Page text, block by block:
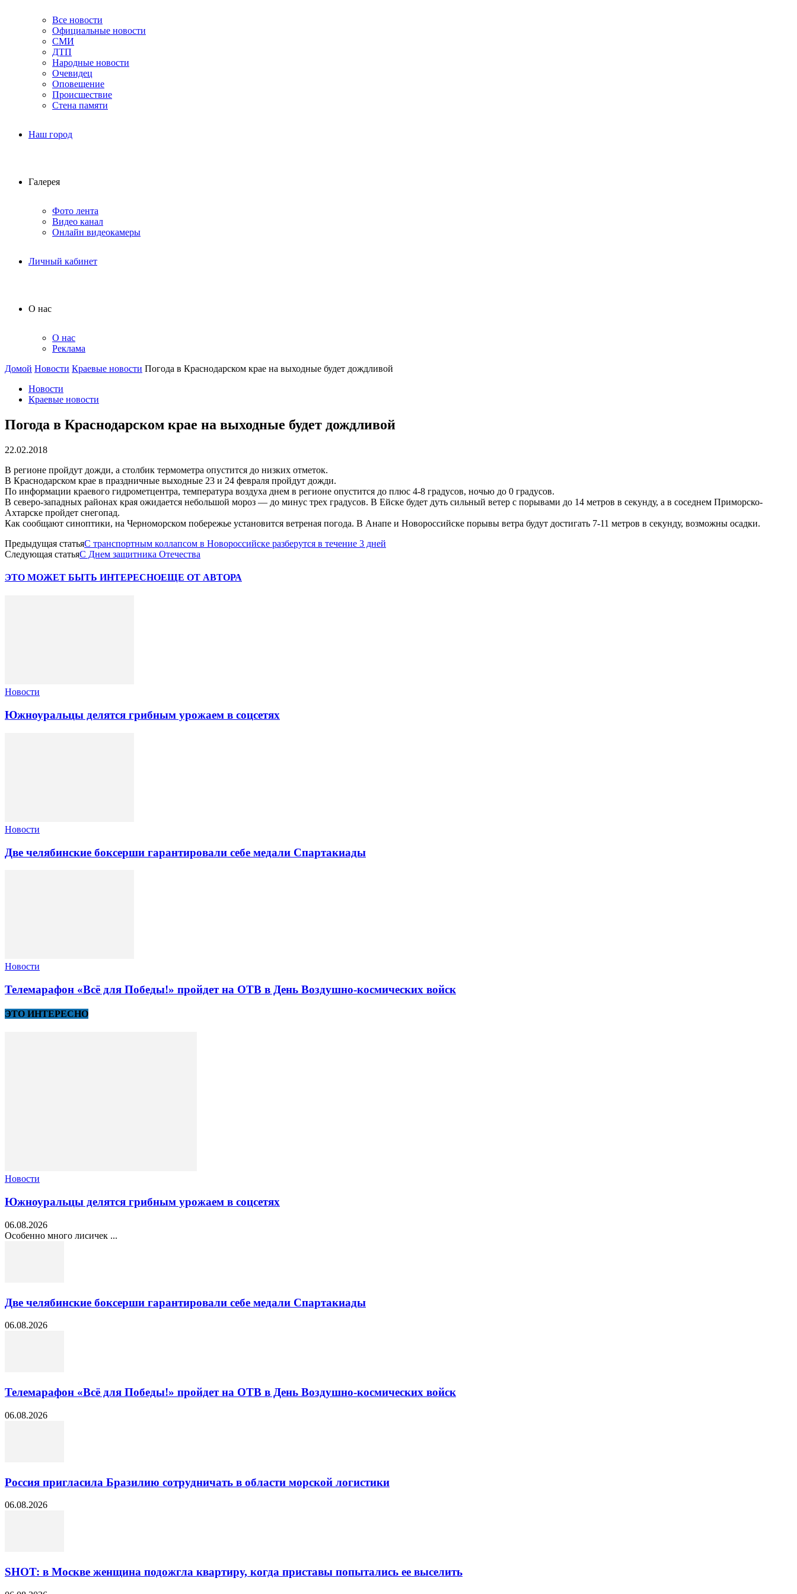
Все новости
Официальные новости
СМИ
ДТП
Народные новости
Очевидец
Оповещение
Происшествие
Стена памяти
Наш город
Галерея
Фото лента
Видео канал
Онлайн видеокамеры
Личный кабинет
О нас
О нас
Реклама
Домой Новости Краевые новости Погода в Краснодарском крае на выходные будет дождливой
Новости
Краевые новости
Погода в Краснодарском крае на выходные будет дождливой
22.02.2018
В регионе пройдут дожди, а столбик термометра опустится до низких отметок.
В Краснодарском крае в праздничные выходные 23 и 24 февраля пройдут дожди.
По информации краевого гидрометцентра, температура воздуха днем в регионе опустится до плюс 4-8 градусов, ночью до 0 градусов.
В северо-западных районах края ожидается небольшой мороз — до минус трех градусов. В Ейске будет дуть сильный ветер с порывами до 14 метров в секунду, а в соседнем Приморско-
Ахтарске пройдет снегопад.
Как сообщают синоптики, на Черноморском побережье установится ветреная погода. В Анапе и Новороссийске порывы ветра будут достигать 7-11 метров в секунду, возможны осадки.
Предыдущая статьяС транспортным коллапсом в Новороссийске разберутся в течение 3 дней
Следующая статьяС Днем защитника Отечества
ЭТО МОЖЕТ БЫТЬ ИНТЕРЕСНОЕЩЕ ОТ АВТОРА
Новости
Южноуральцы делятся грибным урожаем в соцсетях
Новости
Две челябинские боксерши гарантировали себе медали Спартакиады
Новости
Телемарафон «Всё для Победы!» пройдет на ОТВ в День Воздушно-космических войск
ЭТО ИНТЕРЕСНО
Новости
Южноуральцы делятся грибным урожаем в соцсетях
06.08.2026
Особенно много лисичек ...
Две челябинские боксерши гарантировали себе медали Спартакиады
06.08.2026
Телемарафон «Всё для Победы!» пройдет на ОТВ в День Воздушно-космических войск
06.08.2026
Россия пригласила Бразилию сотрудничать в области морской логистики
06.08.2026
SHOT: в Москве женщина подожгла квартиру, когда приставы попытались ее выселить